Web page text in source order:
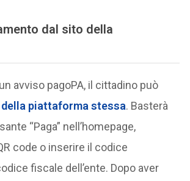
dal sito della
avviso pagoPA, il cittadino può
piattaforma stessa. Basterà
“Paga” nell’homepage,
code o inserire il codice
fiscale dell’ente. Dopo aver